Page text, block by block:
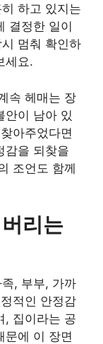
하고 있지는
결정한 일이
멈춰 확인하
세요.
속 헤매는 장
안이 남아 있
아주었다면
감을 되찾을
조언도 함께
리는
, 부부, 가까
적인 안정감
, 집이라는 공
문에 이 장면